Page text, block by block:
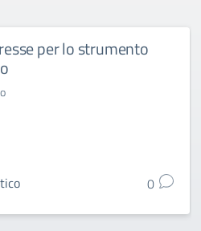
per lo strumento
0